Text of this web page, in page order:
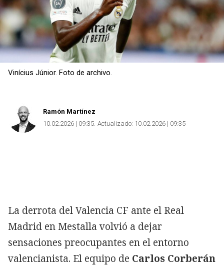
Vinícius Júnior. Foto de archivo.
Ramón Martínez
10.02.2026 | 09:35 Actualizado: 10.02.2026 | 09:35
La derrota del Valencia CF ante el Real
Madrid en Mestalla volvió a dejar
sensaciones preocupantes en el entorno
valencianista. El equipo de Carlos Corberán